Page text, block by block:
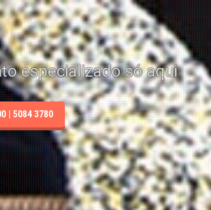
especializado só aqui
| 5084 3780